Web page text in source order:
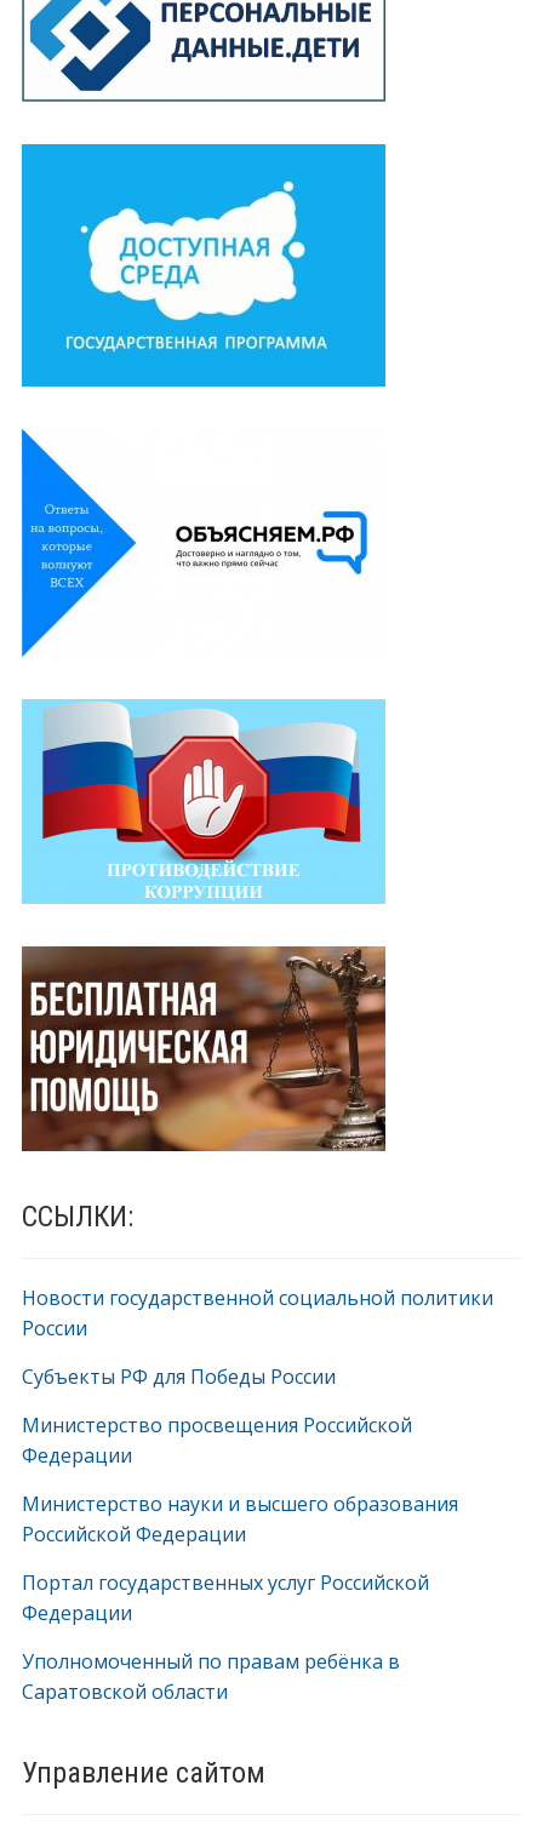
ССЫЛКИ:
Новости государственной социальной политики
России
Субъекты РФ для Победы России
Министерство просвещения Российской
Федерации
Министерство науки и высшего образования
Российской Федерации
Портал государственных услуг Российской
Федерации
Уполномоченный по правам ребёнка в
Саратовской области
Управление сайтом